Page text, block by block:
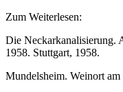
Zum Weiterlesen:
Die Neckarkanalisierung.
1958. Stuttgart, 1958.
Mundelsheim. Weinort